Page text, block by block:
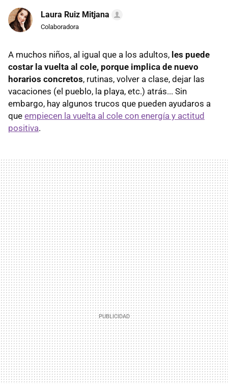
Laura Ruiz Mitjana
Colaboradora
A muchos niños, al igual que a los adultos, les puede
costar la vuelta al cole, porque implica de nuevo
horarios concretos, rutinas, volver a clase, dejar las
vacaciones (el pueblo, la playa, etc.) atrás... Sin
embargo, hay algunos trucos que pueden ayudaros a
que empiecen la vuelta al cole con energía y actitud
positiva.